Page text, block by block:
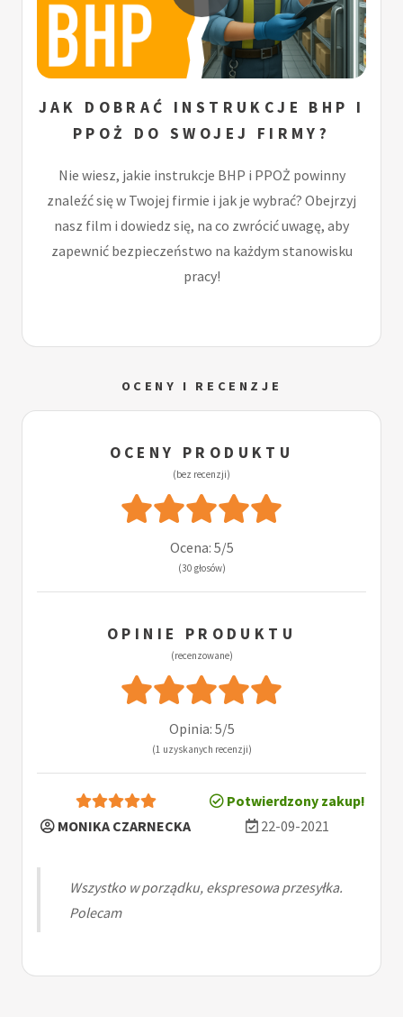
JAK DOBRAĆ INSTRUKCJE BHP I
PPOŻ DO SWOJEJ FIRMY?
Nie wiesz, jakie instrukcje BHP i PPOŻ powinny
znaleźć się w Twojej firmie i jak je wybrać? Obejrzyj
nasz film i dowiedz się, na co zwrócić uwagę, aby
zapewnić bezpieczeństwo na każdym stanowisku
pracy!
OCENY I RECENZJE
OCENY PRODUKTU
(bez recenzji)
Ocena: 5/5
(30 głosów)
OPINIE PRODUKTU
(recenzowane)
Opinia: 5/5
(1 uzyskanych recenzji)
Potwierdzony zakup!
MONIKA CZARNECKA
22-09-2021
Wszystko w porządku, ekspresowa przesyłka.
Polecam